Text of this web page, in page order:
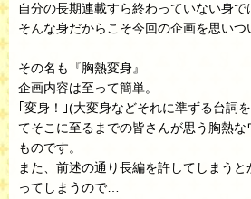
自分の長期連載すら終わっていない身で
そんな身だからこそ今回の企画を思いつ
その名も『胸熱変身』
企画内容は至って簡単。
｢変身！｣(大変身などそれに準ずる台詞
てそこに至るまでの皆さんが思う胸熱な
ものです。
また、前述の通り長編を許してしまう
ってしまうので…